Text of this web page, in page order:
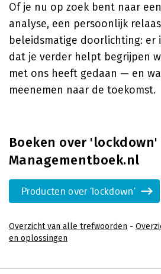
Of je nu op zoek bent naar
analyse, een persoonlijk
beleidsmatige doorlichting: er
dat je verder helpt begrijpen
met ons heeft gedaan — en
meenemen naar de toekomst.
Boeken over 'lockdown'
Managementboek.nl
Producten over 'lockdown'
Overzicht van alle trefwoorden -
en oplossingen